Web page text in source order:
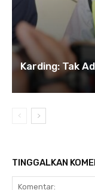
Karding: Tak
TINGGALKAN